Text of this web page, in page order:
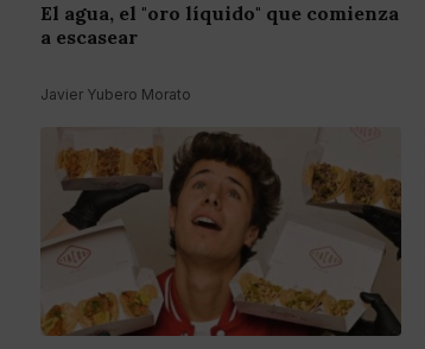
El agua, el "oro líquido" que comienza
a escasear
Javier Yubero Morato